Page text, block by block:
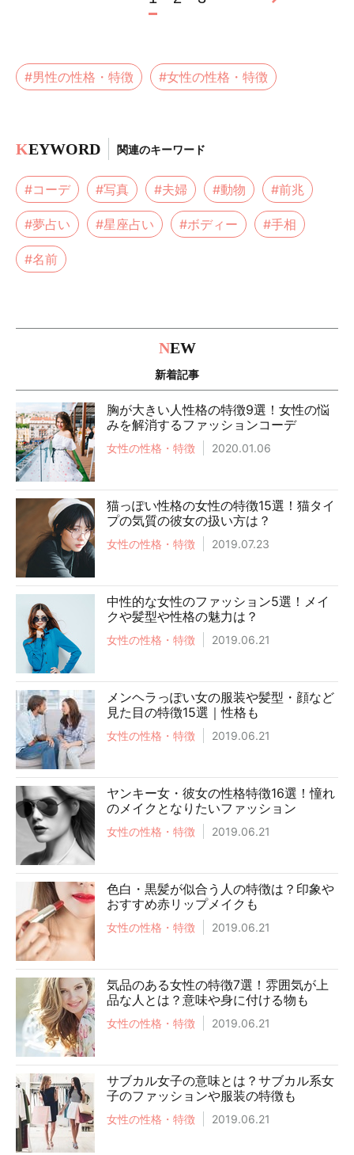
#男性の性格・特徴 #女性の性格・特徴
KEYWORD 関連のキーワード
#コーデ #写真 #夫婦 #動物 #前兆
#夢占い #星座占い #ボディー #手相
#名前
NEW
新着記事
胸が大きい人性格の特徴9選！女性の悩
みを解消するファッションコーデ
女性の性格・特徴 2020.01.06
猫っぽい性格の女性の特徴15選！猫タイ
プの気質の彼女の扱い方は？
女性の性格・特徴 2019.07.23
中性的な女性のファッション5選！メイ
クや髪型や性格の魅力は？
女性の性格・特徴 2019.06.21
メンヘラっぽい女の服装や髪型・顔など
見た目の特徴15選｜性格も
女性の性格・特徴 2019.06.21
ヤンキー女・彼女の性格特徴16選！憧れ
のメイクとなりたいファッション
女性の性格・特徴 2019.06.21
色白・黒髪が似合う人の特徴は？印象や
おすすめ赤リップメイクも
女性の性格・特徴 2019.06.21
気品のある女性の特徴7選！雰囲気が上
品な人とは？意味や身に付ける物も
女性の性格・特徴 2019.06.21
サブカル女子の意味とは？サブカル系女
子のファッションや服装の特徴も
女性の性格・特徴 2019.06.21